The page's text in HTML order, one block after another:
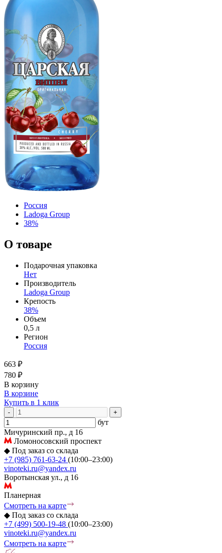
Россия
Ladoga Group
38%
О товаре
Подарочная упаковка
Нет
Производитель
Ladoga Group
Крепость
38%
Объем
0,5 л
Регион
Россия
663 ₽
780 ₽
В корзину
В корзине
Купить в 1 клик
- +
бут
Мичуринский пр., д 16
Ломоносовский проспект
◆ Под заказ со склада
+7 (985) 761-63-24 (10:00–23:00)
vinoteki.ru@yandex.ru
Воротынская ул., д 16
Планерная
Смотреть на карте
◆ Под заказ со склада
+7 (499) 500-19-48 (10:00–23:00)
vinoteki.ru@yandex.ru
Смотреть на карте